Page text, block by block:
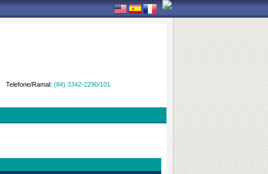
Telefone/Ramal: (84) 3342-2290/101